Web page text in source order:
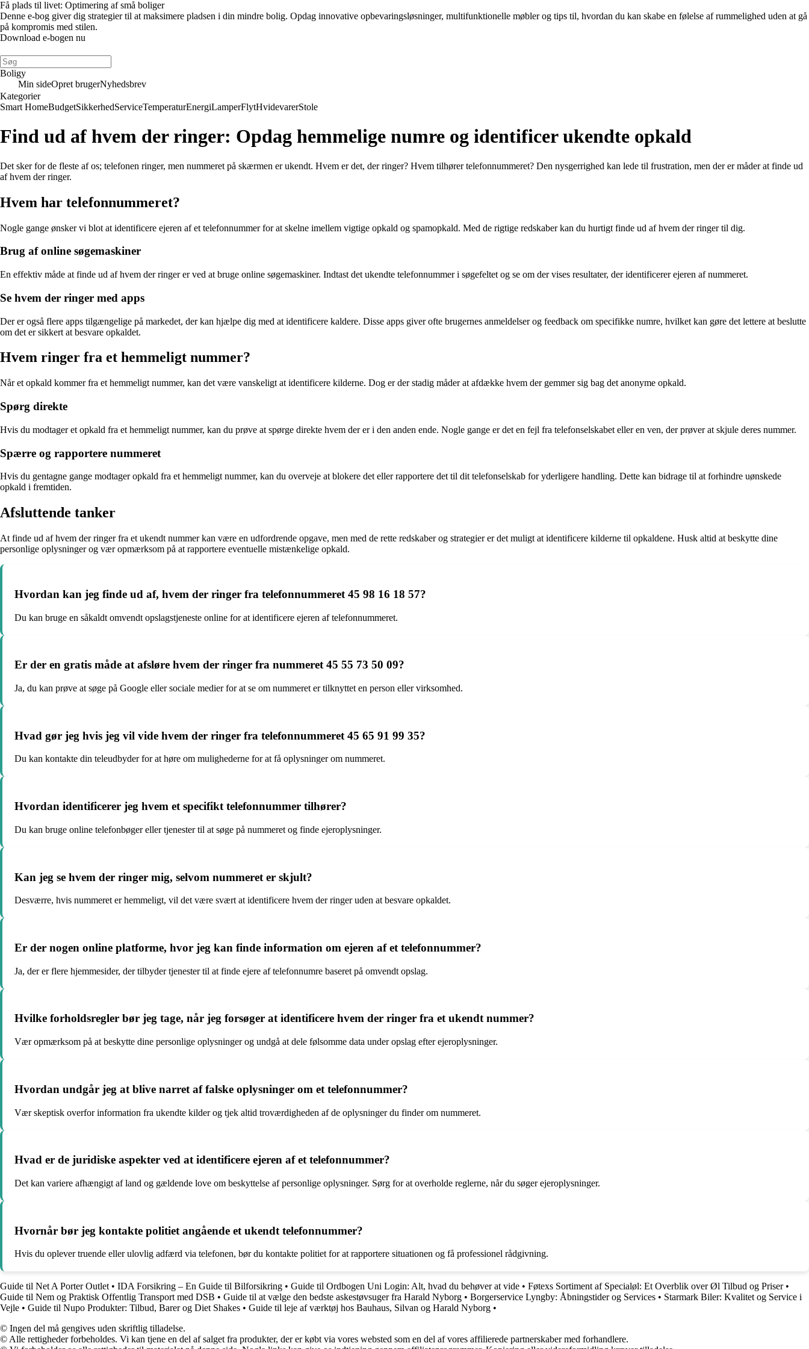
Få plads til livet: Optimering af små boliger
Denne e-bog giver dig strategier til at maksimere pladsen i din mindre bolig. Opdag innovative opbevaringsløsninger, multifunktionelle møbler og tips til, hvordan du kan skabe en følelse af rummelighed uden at gå
på kompromis med stilen.
Download e-bogen nu
Boligy
Min sideOpret brugerNyhedsbrev
Kategorier
Smart HomeBudgetSikkerhedServiceTemperaturEnergiLamperFlytHvidevarerStole
Find ud af hvem der ringer: Opdag hemmelige numre og identificer ukendte opkald
Det sker for de fleste af os; telefonen ringer, men nummeret på skærmen er ukendt. Hvem er det, der ringer? Hvem tilhører telefonnummeret? Den nysgerrighed kan lede til frustration, men der er måder at finde ud
af hvem der ringer.
Hvem har telefonnummeret?
Nogle gange ønsker vi blot at identificere ejeren af et telefonnummer for at skelne imellem vigtige opkald og spamopkald. Med de rigtige redskaber kan du hurtigt finde ud af hvem der ringer til dig.
Brug af online søgemaskiner
En effektiv måde at finde ud af hvem der ringer er ved at bruge online søgemaskiner. Indtast det ukendte telefonnummer i søgefeltet og se om der vises resultater, der identificerer ejeren af nummeret.
Se hvem der ringer med apps
Der er også flere apps tilgængelige på markedet, der kan hjælpe dig med at identificere kaldere. Disse apps giver ofte brugernes anmeldelser og feedback om specifikke numre, hvilket kan gøre det lettere at beslutte
om det er sikkert at besvare opkaldet.
Hvem ringer fra et hemmeligt nummer?
Når et opkald kommer fra et hemmeligt nummer, kan det være vanskeligt at identificere kilderne. Dog er der stadig måder at afdække hvem der gemmer sig bag det anonyme opkald.
Spørg direkte
Hvis du modtager et opkald fra et hemmeligt nummer, kan du prøve at spørge direkte hvem der er i den anden ende. Nogle gange er det en fejl fra telefonselskabet eller en ven, der prøver at skjule deres nummer.
Spærre og rapportere nummeret
Hvis du gentagne gange modtager opkald fra et hemmeligt nummer, kan du overveje at blokere det eller rapportere det til dit telefonselskab for yderligere handling. Dette kan bidrage til at forhindre uønskede
opkald i fremtiden.
Afsluttende tanker
At finde ud af hvem der ringer fra et ukendt nummer kan være en udfordrende opgave, men med de rette redskaber og strategier er det muligt at identificere kilderne til opkaldene. Husk altid at beskytte dine
personlige oplysninger og vær opmærksom på at rapportere eventuelle mistænkelige opkald.
Hvordan kan jeg finde ud af, hvem der ringer fra telefonnummeret 45 98 16 18 57?
Du kan bruge en såkaldt omvendt opslagstjeneste online for at identificere ejeren af telefonnummeret.
Er der en gratis måde at afsløre hvem der ringer fra nummeret 45 55 73 50 09?
Ja, du kan prøve at søge på Google eller sociale medier for at se om nummeret er tilknyttet en person eller virksomhed.
Hvad gør jeg hvis jeg vil vide hvem der ringer fra telefonnummeret 45 65 91 99 35?
Du kan kontakte din teleudbyder for at høre om mulighederne for at få oplysninger om nummeret.
Hvordan identificerer jeg hvem et specifikt telefonnummer tilhører?
Du kan bruge online telefonbøger eller tjenester til at søge på nummeret og finde ejeroplysninger.
Kan jeg se hvem der ringer mig, selvom nummeret er skjult?
Desværre, hvis nummeret er hemmeligt, vil det være svært at identificere hvem der ringer uden at besvare opkaldet.
Er der nogen online platforme, hvor jeg kan finde information om ejeren af et telefonnummer?
Ja, der er flere hjemmesider, der tilbyder tjenester til at finde ejere af telefonnumre baseret på omvendt opslag.
Hvilke forholdsregler bør jeg tage, når jeg forsøger at identificere hvem der ringer fra et ukendt nummer?
Vær opmærksom på at beskytte dine personlige oplysninger og undgå at dele følsomme data under opslag efter ejeroplysninger.
Hvordan undgår jeg at blive narret af falske oplysninger om et telefonnummer?
Vær skeptisk overfor information fra ukendte kilder og tjek altid troværdigheden af de oplysninger du finder om nummeret.
Hvad er de juridiske aspekter ved at identificere ejeren af et telefonnummer?
Det kan variere afhængigt af land og gældende love om beskyttelse af personlige oplysninger. Sørg for at overholde reglerne, når du søger ejeroplysninger.
Hvornår bør jeg kontakte politiet angående et ukendt telefonnummer?
Hvis du oplever truende eller ulovlig adfærd via telefonen, bør du kontakte politiet for at rapportere situationen og få professionel rådgivning.
Guide til Net A Porter Outlet• IDA Forsikring – En Guide til Bilforsikring • Guide til Ordbogen Uni Login: Alt, hvad du behøver at vide • Føtexs Sortiment af Specialøl: Et Overblik over Øl Tilbud og Priser•
Guide til Nem og Praktisk Offentlig Transport med DSB • Guide til at vælge den bedste askestøvsuger fra Harald Nyborg • Borgerservice Lyngby: Åbningstider og Services • Starmark Biler: Kvalitet og Service i
Vejle • Guide til Nupo Produkter: Tilbud, Barer og Diet Shakes • Guide til leje af værktøj hos Bauhaus, Silvan og Harald Nyborg •
© Ingen del må gengives uden skriftlig tilladelse.
© Alle rettigheder forbeholdes. Vi kan tjene en del af salget fra produkter, der er købt via vores websted som en del af vores affilierede partnerskaber med forhandlere.